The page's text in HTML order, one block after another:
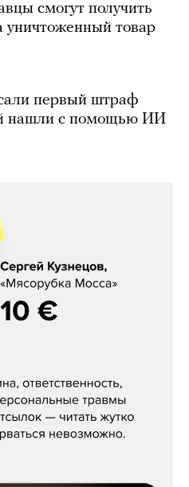
смогут получить
уничтоженный товар
первый штраф
нашли с помощью ИИ
«Мясорубка